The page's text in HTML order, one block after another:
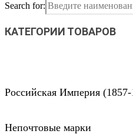
Search for:
КАТЕГОРИИ ТОВАРОВ
Российская Империя
Непочтовые марки